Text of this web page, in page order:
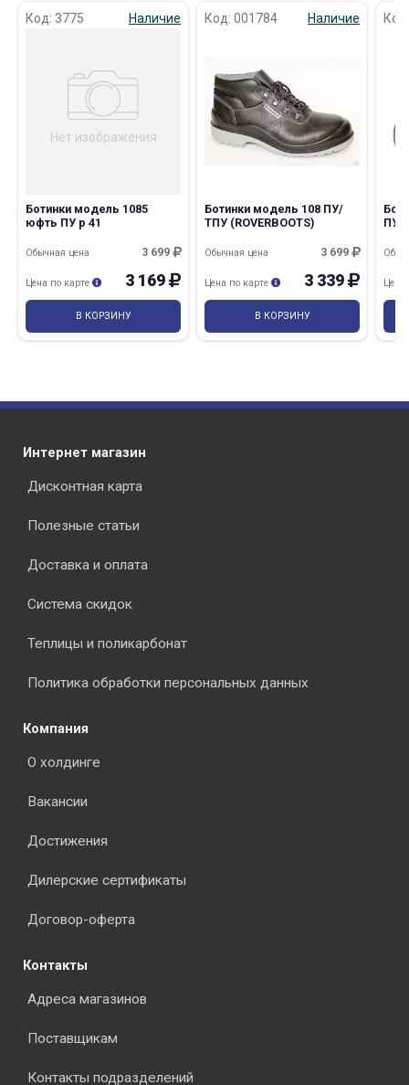
Код: 3775 Наличие
Нет изображения
Ботинки модель 1085
юфть ПУ р 41
3 699
Обычная цена
3 169
Цена по карте
В КОРЗИНУ
Код: 001784 Наличие
Ботинки модель 108 ПУ/
ТПУ (ROVERBOOTS)
3 699
Обычная цена
3 339
Цена по карте
В КОРЗИНУ
ПУ
Цена
Интернет магазин
Дисконтная карта
Полезные статьи
Доставка и оплата
Система скидок
Теплицы и поликарбонат
Политика обработки персональных данных
Компания
О холдинге
Вакансии
Достижения
Дилерские сертификаты
Договор-оферта
Контакты
Адреса магазинов
Поставщикам
Контакты подразделений